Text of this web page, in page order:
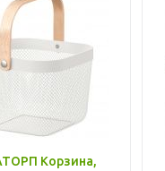
Корзина,